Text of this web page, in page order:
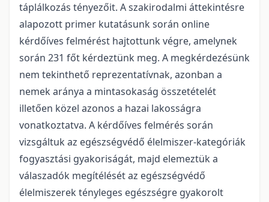
táplálkozás tényezőit. A szakirodalmi áttekintésre
alapozott primer kutatásunk során online
kérdőíves felmérést hajtottunk végre, amelynek
során 231 főt kérdeztünk meg. A megkérdezésünk
nem tekinthető reprezentatívnak, azonban a
nemek aránya a mintasokaság összetételét
illetően közel azonos a hazai lakosságra
vonatkoztatva. A kérdőíves felmérés során
vizsgáltuk az egészségvédő élelmiszer-kategóriák
fogyasztási gyakoriságát, majd elemeztük a
válaszadók megítélését az egészségvédő
élelmiszerek tényleges egészségre gyakorolt